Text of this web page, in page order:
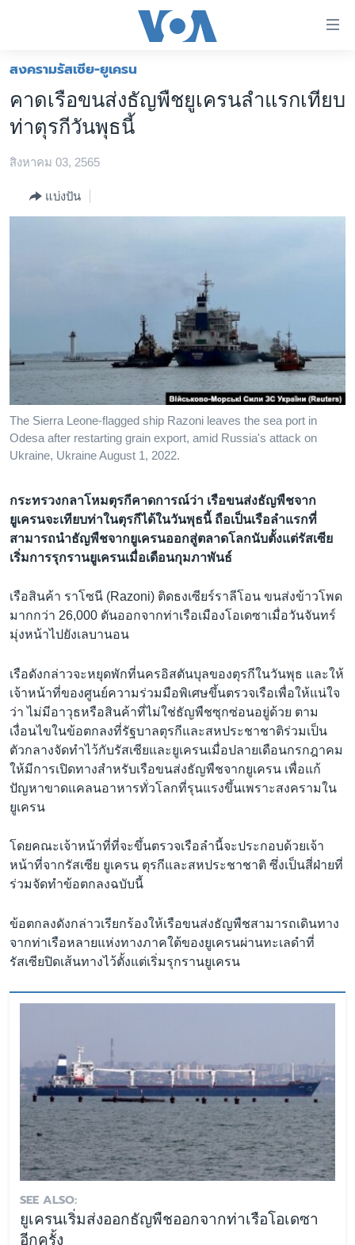
ต่อ
ไป
เนื้อหา
ข้าม
โลก
เอเชีย
สหรัฐฯ
ไทย
ตรวจสอบข่าว
เรียนรู้ภาษาอังกฤษ
พอดคาสต์
ติดตามเรา
เลือกภาษา
สงครามรัสเซีย-ยูเครน
คาดเรือขนส่งธัญพืชยูเครนลำแรกเทียบ
ท่าตุรกีวันพุธนี้
สิงหาคม 03, 2565
แบ่งปัน
The Sierra Leone-flagged ship Razoni leaves the sea port in
Odesa after restarting grain export, amid Russia's attack on
Ukraine, Ukraine August 1, 2022.
กระทรวงกลาโหมตุรกีคาดการณ์ว่า เรือขนส่งธัญพืชจาก
ยูเครนจะเทียบท่าในตุรกีได้ในวันพุธนี้ ถือเป็นเรือลำแรกที่
สามารถนำธัญพืชจากยูเครนออกสู่ตลาดโลกนับตั้งแต่รัสเซีย
เริ่มการรุกรานยูเครนเมื่อเดือนกุมภาพันธ์
เรือสินค้า ราโซนี (Razoni) ติดธงเซียร์ราลีโอน ขนส่งข้าวโพด
มากกว่า 26,000 ตันออกจากท่าเรือเมืองโอเดซาเมื่อวันจันทร์
มุ่งหน้าไปยังเลบานอน
เรือดังกล่าวจะหยุดพักที่นครอิสตันบุลของตุรกีในวันพุธ และให้
เจ้าหน้าที่ของศูนย์ความร่วมมือพิเศษขึ้นตรวจเรือเพื่อให้แน่ใจ
ว่า ไม่มีอาวุธหรือสินค้าที่ไม่ใช่ธัญพืชซุกซ่อนอยู่ด้วย ตาม
เงื่อนไขในข้อตกลงที่รัฐบาลตุรกีและสหประชาชาติร่วมเป็น
ตัวกลางจัดทำไว้กับรัสเซียและยูเครนเมื่อปลายเดือนกรกฎาคม
ให้มีการเปิดทางสำหรับเรือขนส่งธัญพืชจากยูเครน เพื่อแก้
ปัญหาขาดแคลนอาหารทั่วโลกที่รุนแรงขึ้นเพราะสงครามใน
ยูเครน
โดยคณะเจ้าหน้าที่ที่จะขึ้นตรวจเรือลำนี้จะประกอบด้วยเจ้า
หน้าที่จากรัสเซีย ยูเครน ตุรกีและสหประชาชาติ ซึ่งเป็นสี่ฝ่ายที่
ร่วมจัดทำข้อตกลงฉบับนี้
ข้อตกลงดังกล่าวเรียกร้องให้เรือขนส่งธัญพืชสามารถเดินทาง
จากท่าเรือหลายแห่งทางภาคใต้ของยูเครนผ่านทะเลดำที่
รัสเซียปิดเส้นทางไว้ตั้งแต่เริ่มรุกรานยูเครน
SEE ALSO:
ยูเครนเริ่มส่งออกธัญพืชออกจากท่าเรือโอเดซา
อีกครั้ง